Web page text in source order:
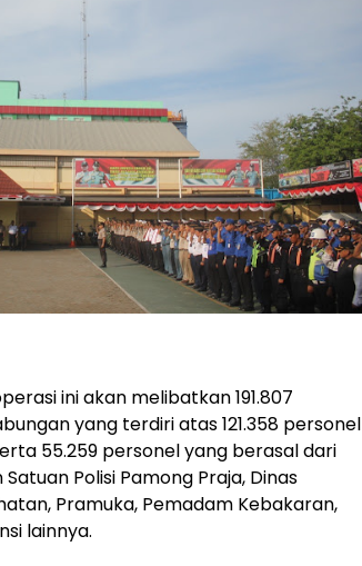
ini akan melibatkan 191.807
yang terdiri atas 121.358 personel
55.259 personel yang berasal dari
Polisi Pamong Praja, Dinas
Pramuka, Pemadam Kebakaran,
lainnya.